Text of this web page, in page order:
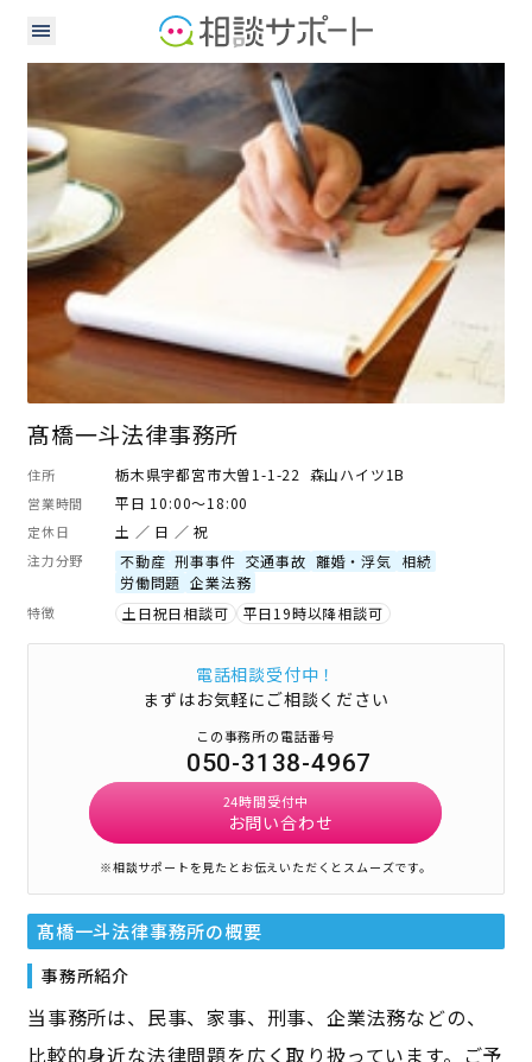
髙橋一斗法律事務所
住所 栃木県宇都宮市大曽1-1-22 森山ハイツ1B
営業時間 平日 10:00～18:00
定休日 土 ／ 日 ／ 祝
注力分野 不動産 刑事事件 交通事故 離婚・浮気
相続
労働問題 企業法務
特徴 土日祝日相談可 平日19時以降相談可
電話相談受付中！
まずはお気軽にご相談ください
この事務所の電話番号
050-3138-4967
24時間受付中
お問い合わせ
※相談サポートを見たとお伝えいただくとスムーズです。
髙橋一斗法律事務所の概要
事務所紹介
当事務所は、民事、家事、刑事、企業法務などの、
比較的身近な法律問題を広く取り扱っています。ご予